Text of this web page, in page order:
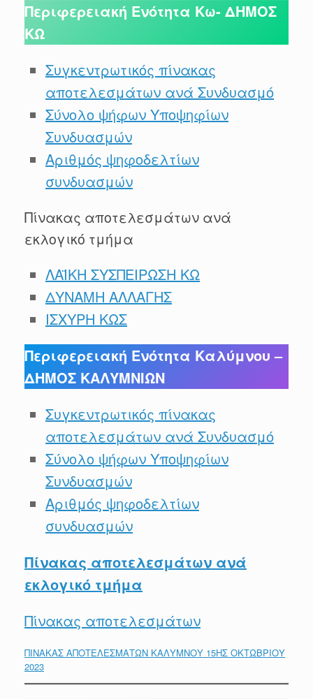
Περιφερειακή Ενότητα Κω- ΔΗΜΟΣ
ΚΩ
Συγκεντρωτικός πίνακας
αποτελεσμάτων ανά Συνδυασμό
Σύνολο ψήφων Υποψηφίων
Συνδυασμών
Αριθμός ψηφοδελτίων
συνδυασμών
Πίνακας αποτελεσμάτων ανά
εκλογικό τμήμα
ΛΑΪΚΗ ΣΥΣΠΕΙΡΩΣΗ ΚΩ
ΔΥΝΑΜΗ ΑΛΛΑΓΗΣ
ΙΣΧΥΡΗ ΚΩΣ
Περιφερειακή Ενότητα Καλύμνου –
ΔΗΜΟΣ ΚΑΛΥΜΝΙΩΝ
Συγκεντρωτικός πίνακας
αποτελεσμάτων ανά Συνδυασμό
Σύνολο ψήφων Υποψηφίων
Συνδυασμών
Αριθμός ψηφοδελτίων
συνδυασμών
Πίνακας αποτελεσμάτων ανά
εκλογικό τμήμα
Πίνακας αποτελεσμάτων
ΠΙΝΑΚΑΣ ΑΠΟΤΕΛΕΣΜΑΤΩΝ ΚΑΛΥΜΝΟΥ 15ΗΣ ΟΚΤΩΒΡΙΟΥ
2023